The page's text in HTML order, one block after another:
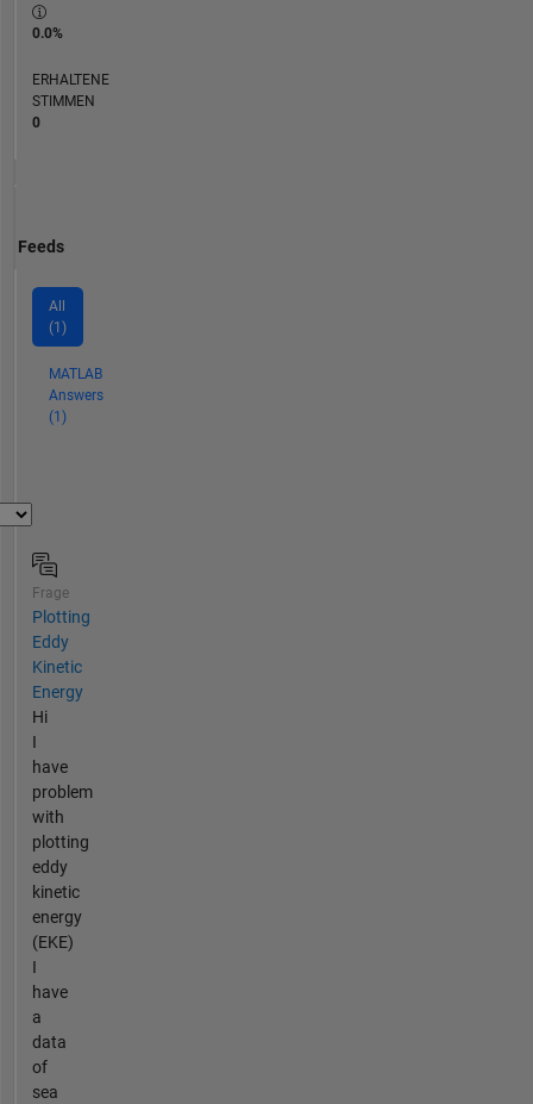
0.0%
ERHALTENE
STIMMEN
0
Feeds
All
(1)
MATLAB
Answers
(1)
Frage
Plotting
Eddy
Kinetic
Energy
Hi
I
have
problem
with
plotting
eddy
kinetic
energy
(EKE)
I
have
a
data
of
sea